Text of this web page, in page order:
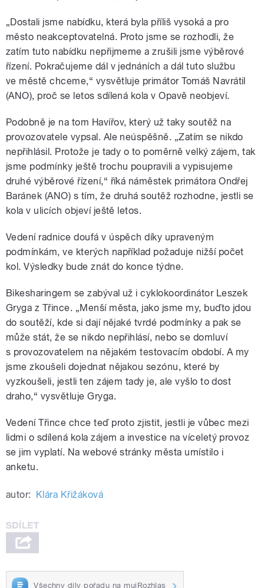
„Dostali jsme nabídku, která byla příliš vysoká a pro
město neakceptovatelná. Proto jsme se rozhodli, že
zatím tuto nabídku nepřijmeme a zrušili jsme výběrové
řízení. Pokračujeme dál v jednáních a dál tuto službu
ve městě chceme,“ vysvětluje primátor Tomáš Navrátil
(ANO), proč se letos sdílená kola v Opavě neobjeví.
Podobně je na tom Havířov, který už taky soutěž na
provozovatele vypsal. Ale neúspěšně. „Zatím se nikdo
nepřihlásil. Protože je tady o to poměrně velký zájem, tak
jsme podmínky ještě trochu poupravili a vypisujeme
druhé výběrové řízení,“ říká náměstek primátora Ondřej
Baránek (ANO) s tím, že druhá soutěž rozhodne, jestli se
kola v ulicích objeví ještě letos.
Vedení radnice doufá v úspěch díky upraveným
podmínkám, ve kterých například požaduje nižší počet
kol. Výsledky bude znát do konce týdne.
Bikesharingem se zabýval už i cyklokoordinátor Leszek
Gryga z Třince. „Menší města, jako jsme my, buďto jdou
do soutěží, kde si dají nějaké tvrdé podmínky a pak se
může stát, že se nikdo nepřihlásí, nebo se domluví
s provozovatelem na nějakém testovacím období. A my
jsme zkoušeli dojednat nějakou sezónu, které by
vyzkoušeli, jestli ten zájem tady je, ale vyšlo to dost
draho,“ vysvětluje Gryga.
Vedení Třince chce teď proto zjistit, jestli je vůbec mezi
lidmi o sdílená kola zájem a investice na víceletý provoz
se jim vyplatí. Na webové stránky města umístilo i
anketu.
autor: Klára Křižáková
Všechny díly pořadu na mujRozhlas